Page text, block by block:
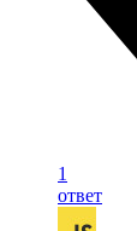
1
ответ